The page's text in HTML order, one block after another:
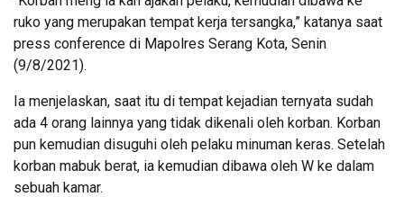
ruko yang merupakan tempat kerja tersangka,” katanya saat
press conference di Mapolres Serang Kota, Senin
(9/8/2021).
Ia menjelaskan, saat itu di tempat kejadian ternyata sudah
ada 4 orang lainnya yang tidak dikenali oleh korban. Korban
pun kemudian disuguhi oleh pelaku minuman keras. Setelah
korban mabuk berat, ia kemudian dibawa oleh W ke dalam
sebuah kamar.